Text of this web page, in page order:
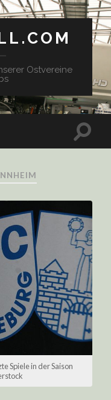
Ostvereine
Spiele in der Saison